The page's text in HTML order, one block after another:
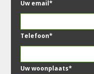
Uw email*
Telefoon*
Uw woonplaats*